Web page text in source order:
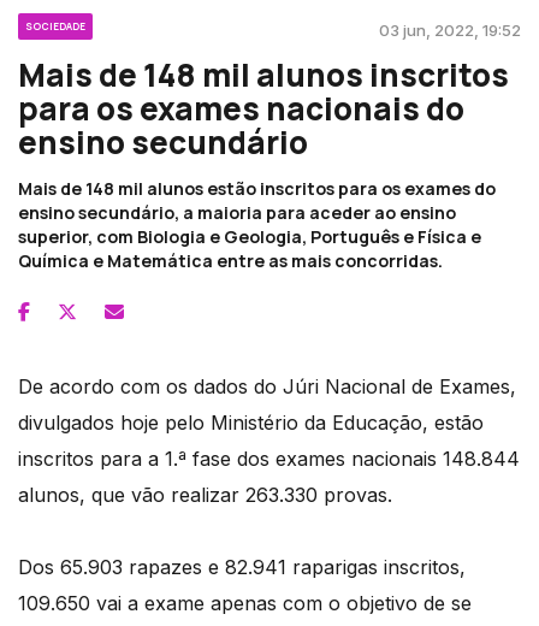
SOCIEDADE 03 jun, 2022, 19:52
Mais de 148 mil alunos inscritos
para os exames nacionais do
ensino secundário
Mais de 148 mil alunos estão inscritos para os exames do
ensino secundário, a maioria para aceder ao ensino
superior, com Biologia e Geologia, Português e Física e
Química e Matemática entre as mais concorridas.
De acordo com os dados do Júri Nacional de Exames,
divulgados hoje pelo Ministério da Educação, estão
inscritos para a 1.ª fase dos exames nacionais 148.844
alunos, que vão realizar 263.330 provas.
Dos 65.903 rapazes e 82.941 raparigas inscritos,
109.650 vai a exame apenas com o objetivo de se